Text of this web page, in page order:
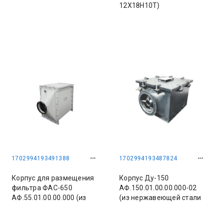
12Х18Н10Т)
1702994193491388
Корпус для размещения
фильтра ФАС-650
АФ.55.01.00.00.000 (из
1702994193487824
Корпус Ду-150
АФ.150.01.00.00.000-02
(из нержавеющей стали